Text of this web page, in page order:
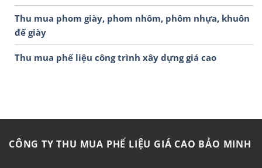
Thu mua phom giày, phom nhôm, phôm nhựa, khuôn
đế giày
Thu mua phế liệu công trình xây dựng giá cao
CÔNG TY THU MUA PHẾ LIỆU GIÁ CAO BẢO MINH